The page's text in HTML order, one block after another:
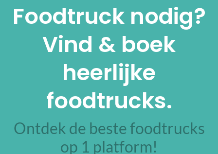
Foodtruck nodig?
Vind & boek
heerlijke
foodtrucks.
Ontdek de beste foodtrucks
op 1 platform!